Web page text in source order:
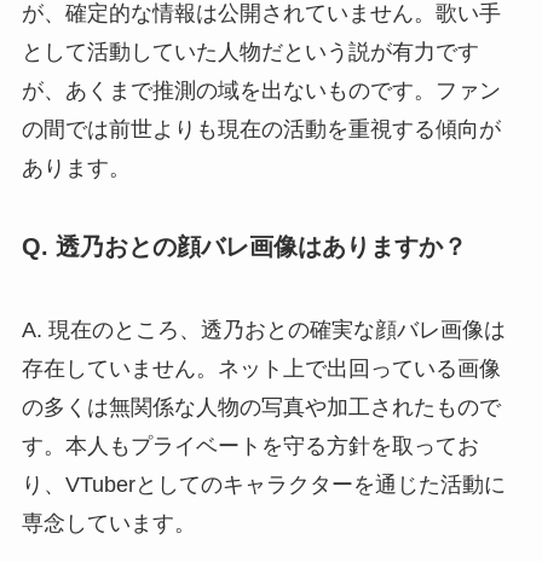
が、確定的な情報は公開されていません。歌い手
として活動していた人物だという説が有力です
が、あくまで推測の域を出ないものです。ファン
の間では前世よりも現在の活動を重視する傾向が
あります。
Q. 透乃おとの顔バレ画像はありますか？
A. 現在のところ、透乃おとの確実な顔バレ画像は
存在していません。ネット上で出回っている画像
の多くは無関係な人物の写真や加工されたもので
す。本人もプライベートを守る方針を取ってお
り、VTuberとしてのキャラクターを通じた活動に
専念しています。